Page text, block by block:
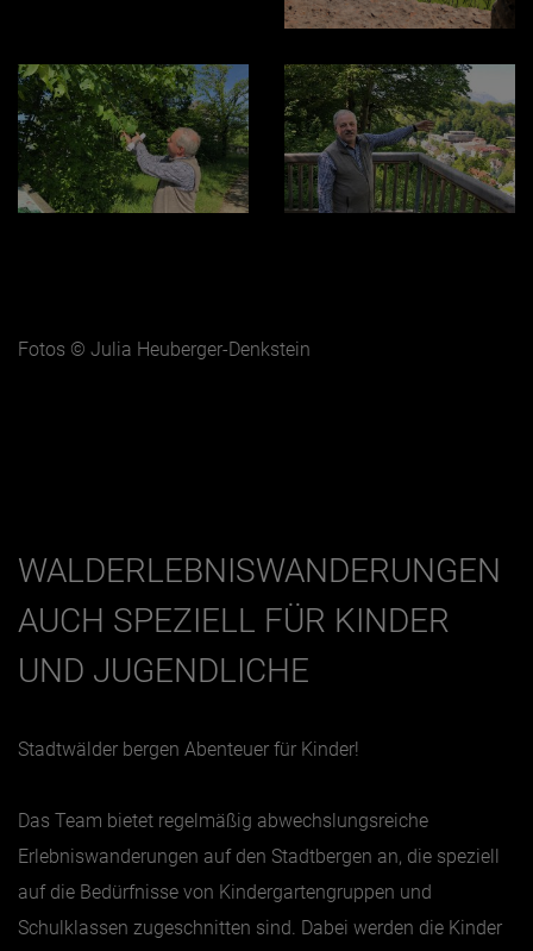
Fotos © Julia Heuberger-Denkstein
WALDERLEBNISWANDERUNGEN
AUCH SPEZIELL FÜR KINDER
UND JUGENDLICHE
Stadtwälder bergen Abenteuer für Kinder!
Das Team bietet regelmäßig abwechslungsreiche
Erlebniswanderungen auf den Stadtbergen an, die speziell
auf die Bedürfnisse von Kindergarten­gruppen und
Schulklassen zugeschnitten sind. Dabei werden die Kinder